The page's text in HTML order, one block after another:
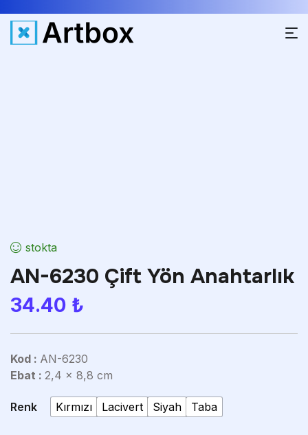
stokta
AN-6230 Çift Yön Anahtarlık
34.40 ₺
Kod : AN-6230
Ebat : 2,4 x 8,8 cm
Renk Kırmızı Lacivert Siyah Taba